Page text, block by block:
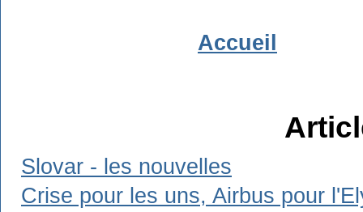
Accueil
Slovar - les nouvelles
Crise pour les uns, Airbus pour